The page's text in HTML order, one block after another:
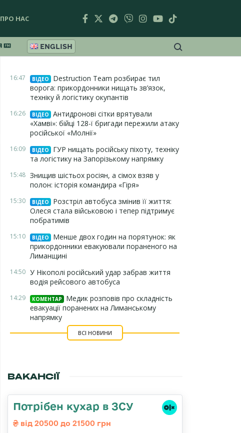
ПРО НАС
ENGLISH
16:47 ВІДЕО
Destruction Team розбирає тил
ворога: прикордонники нищать зв’язок,
техніку й логістику окупантів
16:26 ВІДЕО
Антидронові сітки врятували
«Хамві»: бійці 128-ї бригади пережили атаку
російської «Молнії»
16:09 ВІДЕО
ГУР нищать російську піхоту, техніку
та логістику на Запорізькому напрямку
15:48 Знищив шістьох росіян, а сімох взяв у
полон: історія командира «Гіря»
15:30 ВІДЕО
Розстріл автобуса змінив її життя:
Олеся стала військовою і тепер підтримує
побратимів
15:10 ВІДЕО
Менше двох годин на порятунок: як
прикордонники евакуювали пораненого на
Лиманщині
14:50 У Нікополі російський удар забрав життя
водія рейсового автобуса
14:29 КОМЕНТАР
Медик розповів про складність
евакуації поранених на Лиманському
напрямку
ВСІ НОВИНИ
ВАКАНСІЇ
Потрібен кухар в ЗСУ
від 20500 до 21500 грн